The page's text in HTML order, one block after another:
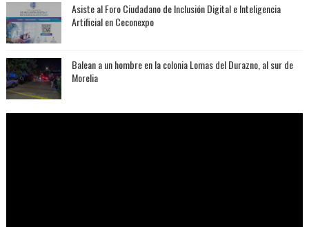
Asiste al Foro Ciudadano de Inclusión Digital e Inteligencia
Artificial en Ceconexpo
Balean a un hombre en la colonia Lomas del Durazno, al sur de
Morelia